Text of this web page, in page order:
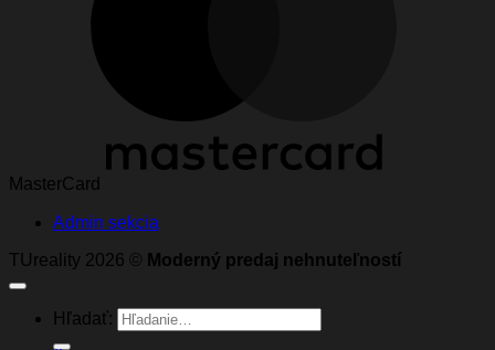
MasterCard
Admin sekcia
TUreality 2026 © Moderný predaj nehnuteľností
Hľadať: